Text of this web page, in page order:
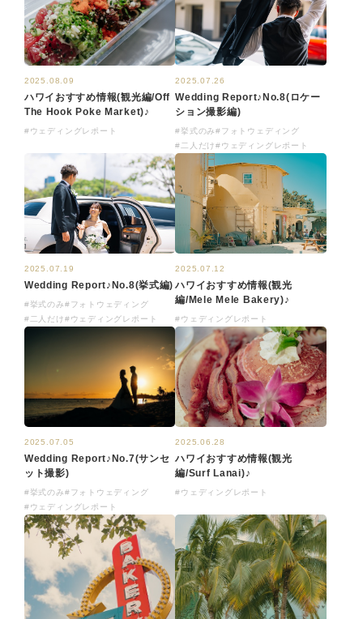
2025.08.09
ハワイおすすめ情報(観光編/Off
The Hook Poke Market)♪
#ウェディングレポート
2025.07.26
Wedding Report♪No.8(ロケー
ション撮影編)
#挙式のみ#フォトウェディング
#二人だけ#ウェディングレポート
2025.07.19
Wedding Report♪No.8(挙式編)
#挙式のみ#フォトウェディング
#二人だけ#ウェディングレポート
2025.07.12
ハワイおすすめ情報(観光
編/Mele Mele Bakery)♪
#ウェディングレポート
2025.07.05
Wedding Report♪No.7(サンセ
ット撮影)
#挙式のみ#フォトウェディング
#ウェディングレポート
2025.06.28
ハワイおすすめ情報(観光
編/Surf Lanai)♪
#ウェディングレポート